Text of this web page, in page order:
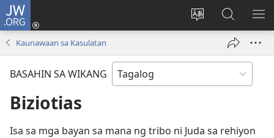
JW.ORG
Baguhin
ng
Mag-
log
bubukas
sa
JW.ORG
Kaunawaan sa Kasulatan
BASAHIN SA WIKANG
Biziotias
Isa sa mga bayan sa mana ng tribo ni Juda sa rehiyon